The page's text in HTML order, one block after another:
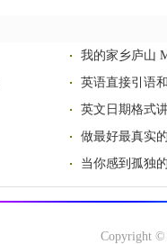
我的家乡庐山
英语直接引语
英文日期格式
做最好最真实
当你感到孤独
Copyright ©